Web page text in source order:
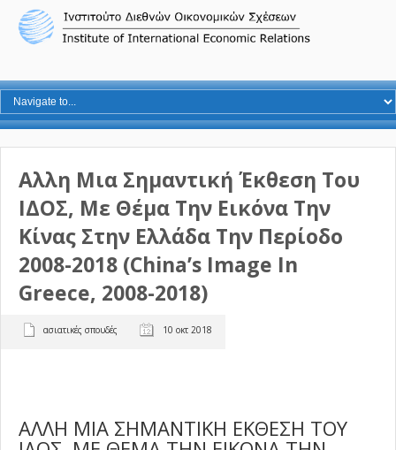
Αλλη Μια Σημαντική Έκθεση Του
ΙΔΟΣ, Με Θέμα Την Εικόνα Την
Κίνας Στην Ελλάδα Την Περίοδο
2008-2018 (China’s Image In
Greece, 2008-2018)
ασιατικές σπουδές 10 οκτ 2018
ΑΛΛΗ ΜΙΑ ΣΗΜΑΝΤΙΚΗ ΕΚΘΕΣΗ ΤΟΥ